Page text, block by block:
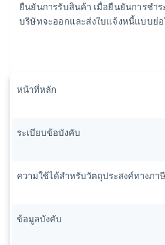
ยืนยันการรับสินค้า เมื่อยืนยันการชำร
บริษัทจะออกและส่งใบแจ้งหนี้แบบย่
หน้าที่หลัก
ระเบียบข้อบังคับ
ความใช้ได้สำหรับวัตถุประสงค์ทางภาษี
ข้อมูลบังคับ